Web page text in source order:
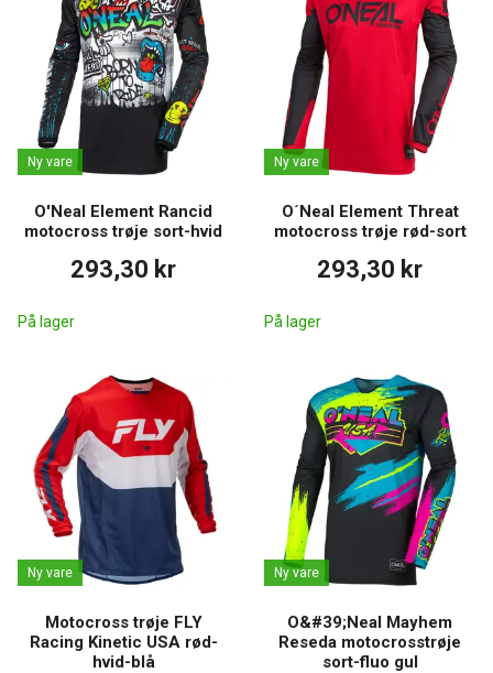
Ny vare
O'Neal Element Rancid
motocross trøje sort-hvid
293,30 kr
På lager
Ny vare
O´Neal Element Threat
motocross trøje rød-sort
293,30 kr
På lager
Ny vare
Motocross trøje FLY
Racing Kinetic USA rød-
hvid-blå
Ny vare
O&#39;Neal Mayhem
Reseda motocrosstrøje
sort-fluo gul